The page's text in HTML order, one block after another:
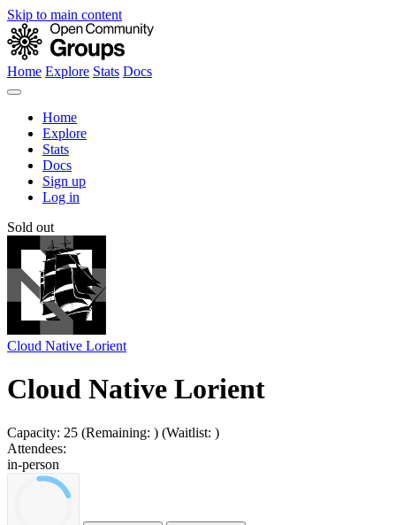
Skip to main content
Home Explore Stats Docs
Home
Explore
Stats
Docs
Sign up
Log in
Sold out
Cloud Native Lorient
Cloud Native Lorient
Capacity: 25 (Remaining: ) (Waitlist: )
Attendees:
in-person